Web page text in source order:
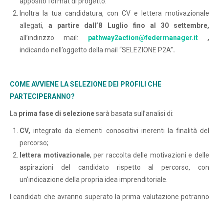
Inoltra la tua candidatura, con CV e lettera motivazionale
allegati,a partire dall’8 Luglio fino al 30 settembre,
all’indirizzo mail:
pathway2action@federmanager.it ,
indicando nell’oggetto della mail “SELEZIONE P2A”.
COME AVVIENE LA SELEZIONE DEI PROFILI CHE
PARTECIPERANNO?
La prima fase di selezionesarà basata sull’analisi di:
CV, integrato da elementi conoscitivi inerenti la finalità del
percorso;
lettera motivazionale, per raccolta delle motivazioni e delle
aspirazioni del candidato rispetto al percorso, con
un’indicazione della propria idea imprenditoriale.
I candidati che avranno superato la prima valutazione potranno